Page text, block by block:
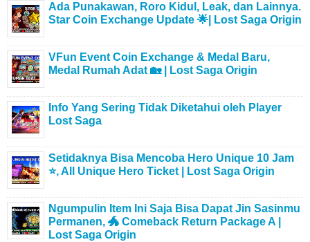
Ada Punakawan, Roro Kidul, Leak, dan Lainnya.
Star Coin Exchange Update 🌟| Lost Saga Origin
VFun Event Coin Exchange & Medal Baru,
Medal Rumah Adat 🏡 | Lost Saga Origin
Info Yang Sering Tidak Diketahui oleh Player
Lost Saga
Setidaknya Bisa Mencoba Hero Unique 10 Jam
⭐, All Unique Hero Ticket | Lost Saga Origin
Ngumpulin Item Ini Saja Bisa Dapat Jin Sasinmu
Permanen, 🐲 Comeback Return Package A |
Lost Saga Origin